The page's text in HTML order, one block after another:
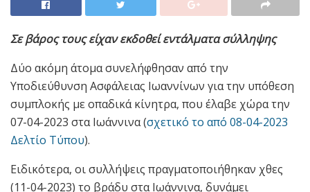
Σε βάρος τους είχαν εκδοθεί εντάλματα σύλληψης
Δύο ακόμη άτομα συνελήφθησαν από την
Υποδιεύθυνση Ασφάλειας Ιωαννίνων για την υπόθεση
συμπλοκής με οπαδικά κίνητρα, που έλαβε χώρα την
07-04-2023 στα Ιωάννινα (σχετικό το από 08-04-2023
Δελτίο Τύπου).
Ειδικότερα, οι συλλήψεις πραγματοποιήθηκαν χθες
(11-04-2023) το βράδυ στα Ιωάννινα, δυνάμει